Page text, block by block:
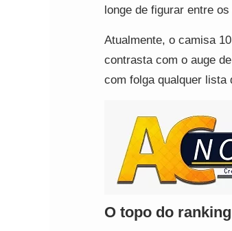
longe de figurar entre
Atualmente, o camisa
contrasta com o auge
com folga qualquer lista
O topo do